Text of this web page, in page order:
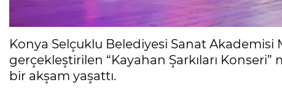
Konya Selçuklu Belediyesi Sanat
gerçekleştirilen “Kayahan Şarkıları
bir akşam yaşattı.